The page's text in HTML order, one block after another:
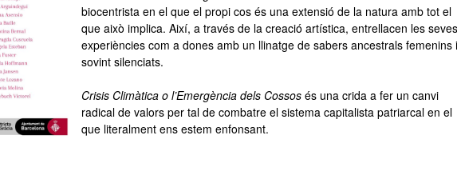
biocentrista en el que el propi cos és una extensió de la natura amb tot el
que això implica. Així, a través de la creació artística, entrellacen les seves
experiències com a dones amb un llinatge de sabers ancestrals femenins i
sovint silenciats.
Crisis Climàtica o l’Emergència dels Cossos és una crida a fer un canvi
radical de valors per tal de combatre el sistema capitalista patriarcal en el
que literalment ens estem enfonsant.